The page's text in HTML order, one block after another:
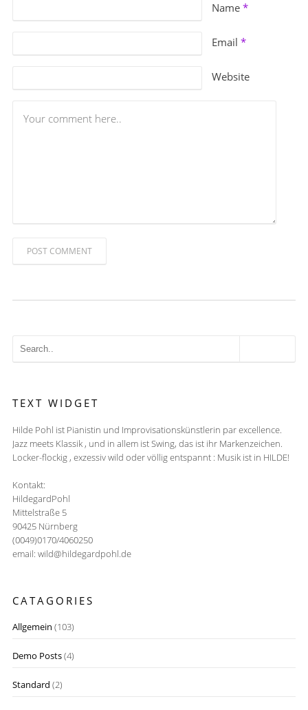
Name *
Email *
Website
POST COMMENT
TEXT WIDGET
Hilde Pohl ist Pianistin und Improvisationskünstlerin par excellence.
Jazz meets Klassik , und in allem ist Swing, das ist ihr Markenzeichen.
Locker-flockig , exzessiv wild oder völlig entspannt : Musik ist in HILDE!
Kontakt:
HildegardPohl
Mittelstraße 5
90425 Nürnberg
(0049)0170/4060250
email: wild@hildegardpohl.de
CATAGORIES
Allgemein (103)
Demo Posts(4)
Standard (2)